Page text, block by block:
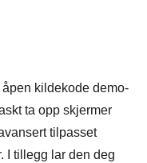
åpen kildekode demo-
ta opp skjermer
tilpasset
I tillegg lar den deg